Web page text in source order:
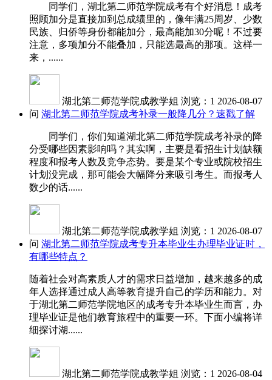
同学们，湖北第二师范学院成考有个好消息！成考
照顾加分是直接加到总成绩里的，像年满25周岁、少数
民族、归侨等身份都能加分，最高能加30分呢！不过要
注意，多项加分不能叠加，只能选最高的那项。这样一
来，......
湖北第二师范学院成教学姐 浏览：1 2026-08-07
问 湖北第二师范学院成考补录一般降几分？速戳了解
同学们，你们知道湖北第二师范学院成考补录的降
分受哪些因素影响吗？其实啊，主要是看招生计划缺额
程度和报考人数及竞争态势。要是某个专业或院校招生
计划没完成，那可能会大幅降分来吸引考生。而报考人
数少的话......
湖北第二师范学院成教学姐 浏览：1 2026-08-07
问 湖北第二师范学院成考专升本毕业生办理毕业证时，
有哪些特点？
随着社会对高素质人才的需求日益增加，越来越多的成
年人选择通过成人高等教育提升自己的学历和能力。对
于湖北第二师范学院地区的成考专升本毕业生而言，办
理毕业证是他们教育旅程中的重要一环。下面小编将详
细探讨湖......
湖北第二师范学院成教学姐 浏览：1 2026-08-04